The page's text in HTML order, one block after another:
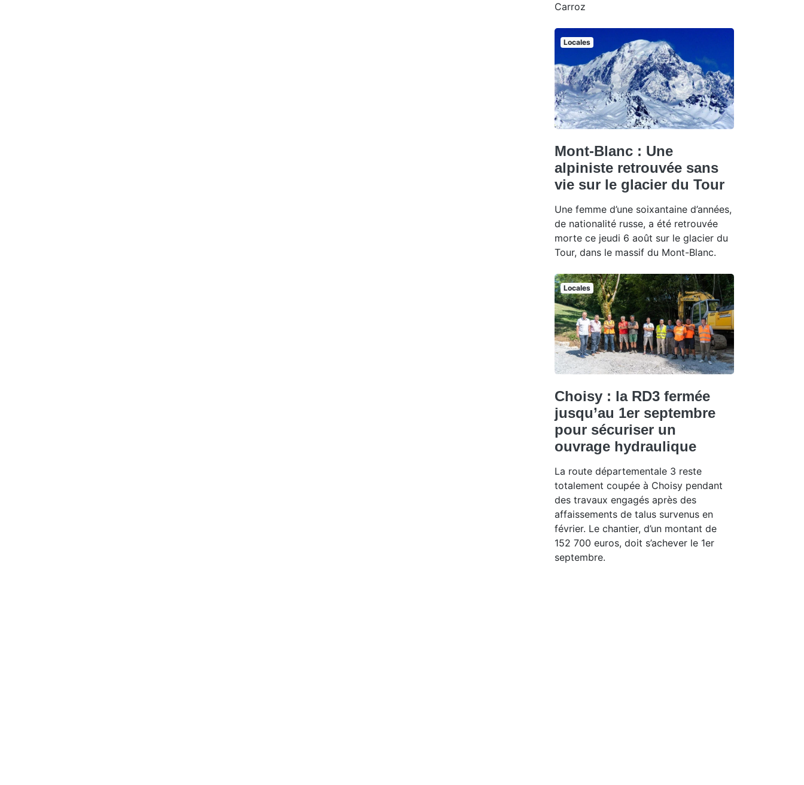
Carroz
Locales
Mont-Blanc : Une
alpiniste retrouvée sans
vie sur le glacier du Tour
Une femme d’une soixantaine d’années,
de nationalité russe, a été retrouvée
morte ce jeudi 6 août sur le glacier du
Tour, dans le massif du Mont-Blanc.
Locales
Choisy : la RD3 fermée
jusqu’au 1er septembre
pour sécuriser un
ouvrage hydraulique
La route départementale 3 reste
totalement coupée à Choisy pendant
des travaux engagés après des
affaissements de talus survenus en
février. Le chantier, d’un montant de
152 700 euros, doit s’achever le 1er
septembre.